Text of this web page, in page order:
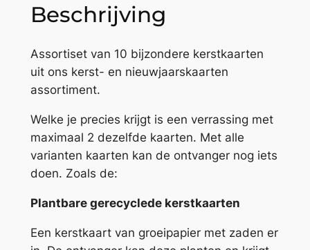
0
t
u
k
d
u
s
4
a
a
Beschrijving
Assortiset van 10 bijzondere kerstkaarten
uit ons kerst- en nieuwjaarskaarten
assortiment.
Welke je precies krijgt is een verrassing met
maximaal 2 dezelfde kaarten. Met alle
varianten kaarten kan de ontvanger nog iets
doen. Zoals de:
Plantbare gerecyclede kerstkaarten
Een kerstkaart van groeipapier met zaden er